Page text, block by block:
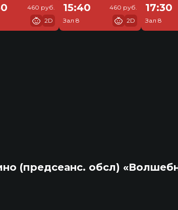
460 руб.
2D
15:40
Зал 8
460 руб.
2D
17:30
Зал 8
(предсеанс. обсл)